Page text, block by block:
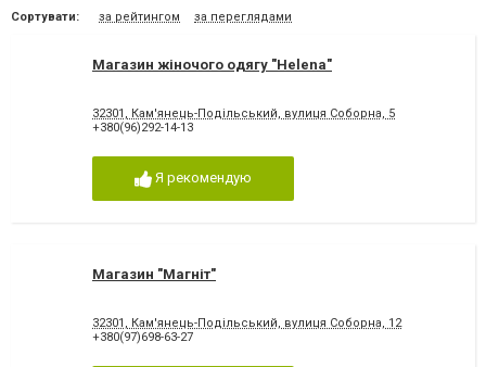
Сортувати: за рейтингом за переглядами
Магазин жіночого одягу "Helena"
32301, Кам'янець-Подільський, вулиця Соборна, 5
+380(96)292-14-13
Я рекомендую
Магазин "Магніт"
32301, Кам'янець-Подільський, вулиця Соборна, 12
+380(97)698-63-27